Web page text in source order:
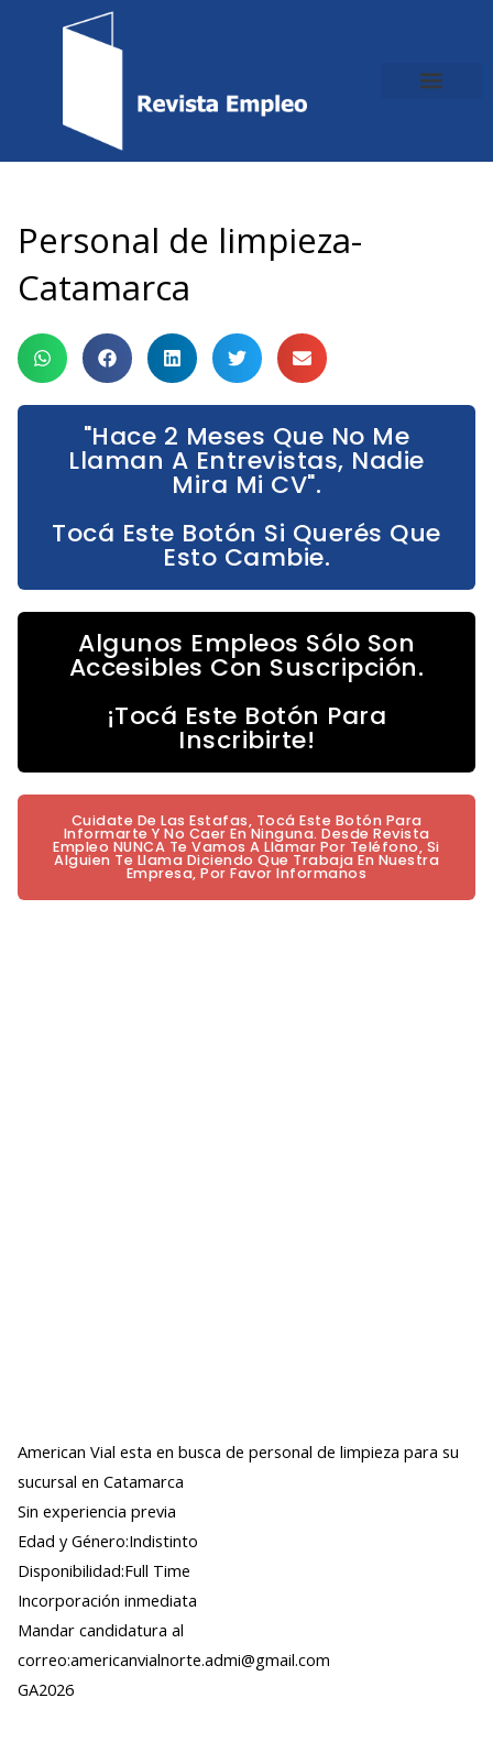
Personal de limpieza-
Catamarca
"Hace 2 Meses Que No Me
Llaman A Entrevistas, Nadie
Mira Mi CV".
Tocá Este Botón Si Querés Que
Esto Cambie.
Algunos Empleos Sólo Son
Accesibles Con Suscripción.
¡Tocá Este Botón Para
Inscribirte!
Cuidate De Las Estafas, Tocá Este Botón Para
Informarte Y No Caer En Ninguna. Desde Revista
Empleo NUNCA Te Vamos A Llamar Por Teléfono, Si
Alguien Te Llama Diciendo Que Trabaja En Nuestra
Empresa, Por Favor Informanos
American Vial esta en busca de personal de limpieza para su
sucursal en Catamarca
Sin experiencia previa
Edad y Género:Indistinto
Disponibilidad:Full Time
Incorporación inmediata
Mandar candidatura al
correo:americanvialnorte.admi@gmail.com
GA2026